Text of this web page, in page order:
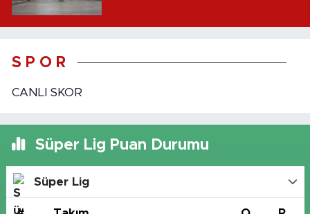
S P O R
CANLI SKOR
Süper Lig Puan Durumu
Süper Lig